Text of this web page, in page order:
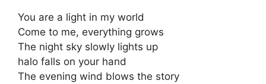
You are a light in my world
Come to me, everything grows
The night sky slowly lights up
halo falls on your hand
The evening wind blows the story